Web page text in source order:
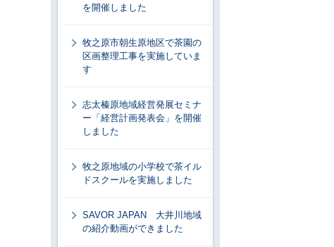
を開催しました
牧之原市朝生原地区で茶園の
区画整理工事を実施していま
す
志太榛原地域経営発展セミナ
ー「経営計画発表会」を開催
しました
牧之原地域の小学校で茶イル
ドスクールを実施しました
SAVOR JAPAN 大井川地域
の紹介動画ができました